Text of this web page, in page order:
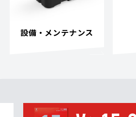
設備・メンテナンス